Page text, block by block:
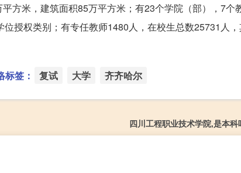
方米，建筑面积85万平方米；有23个学院（部），7个
授权类别；有专任教师1480人，在校生总数25731人
标签： 复试 大学 齐齐哈尔
四川工程职业技术学院,是本